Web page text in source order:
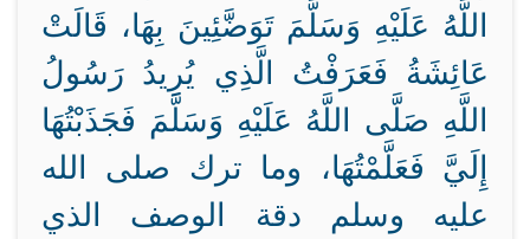
اللَّهُ عَلَيْهِ وَسَلَّمَ تَوَضَّئِينَ بِهَا، قَالَتْ
عَائِشَةُ فَعَرَفْتُ الَّذِي يُرِيدُ رَسُولُ
اللَّهِ صَلَّى اللَّهُ عَلَيْهِ وَسَلَّمَ فَجَذَبْتُهَا
إِلَيَّ فَعَلَّمْتُهَا، وما ترك صلى الله
عليه وسلم دقة الوصف الذي